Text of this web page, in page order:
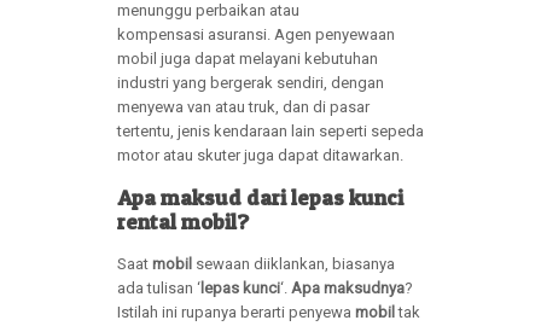
menunggu perbaikan atau
kompensasi asuransi. Agen penyewaan
mobil juga dapat melayani kebutuhan
industri yang bergerak sendiri, dengan
menyewa van atau truk, dan di pasar
tertentu, jenis kendaraan lain seperti sepeda
motor atau skuter juga dapat ditawarkan.
Apa maksud dari lepas kunci
rental mobil?
Saat mobil sewaan diiklankan, biasanya
ada tulisan ‘lepas kunci‘. Apa maksudnya?
Istilah ini rupanya berarti penyewa mobil tak